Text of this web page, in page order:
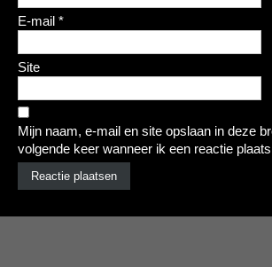
E-mail *
Site
Mijn naam, e-mail en site opslaan in deze
volgende keer wanneer ik een reactie